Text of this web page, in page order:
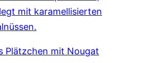
Plätzchen mit Nougat